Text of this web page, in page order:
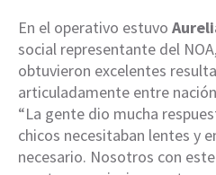
En el operativo estuvo
social representante del
obtuvieron excelentes
articuladamente entre
“La gente dio mucha
chicos necesitaban lentes y
necesario. Nosotros con